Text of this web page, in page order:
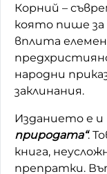
Корний –
която пише за
вплита
народни
заклинания.
Изданието е и
природата“.
книга,
препратки.